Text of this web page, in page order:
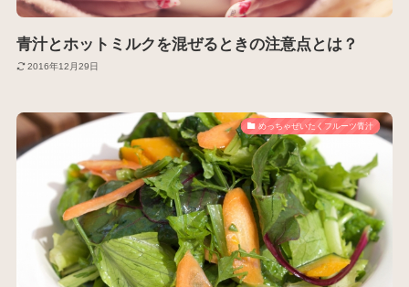
青汁とホットミルクを混ぜるときの注意点とは？
2016年12月29日
めっちゃぜいたくフルーツ青汁